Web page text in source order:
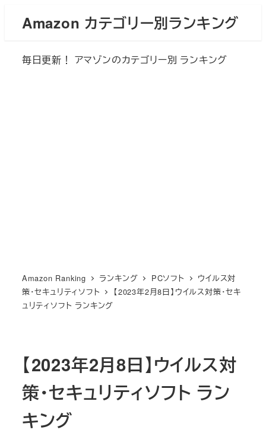
Amazon カテゴリー別ランキング
毎日更新！ アマゾンのカテゴリー別 ランキング
Amazon Ranking ランキング PCソフト
ウイルス対
策・セキュリティソフト
【2023年2月8日】ウイルス対策・セキ
ュリティソフト ランキング
【2023年2月8日】ウイルス対
策・セキュリティソフト ラン
キング